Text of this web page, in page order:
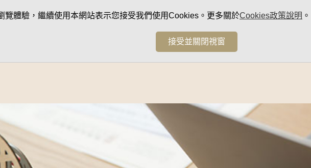
覽體驗，繼續使用本網站表示您接受我們使用Cookies。更多關於Cookies政策說明 。
接受並關閉視窗